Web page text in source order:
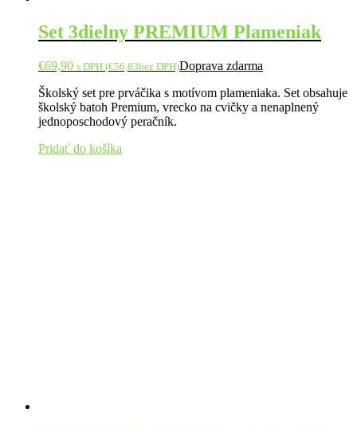
Set 3dielny PREMIUM Plameniak
€69,90 s DPH (€56,83bez DPH)Doprava zdarma
Školský set pre prváčika s motívom plameniaka. Set obsahuje
školský batoh Premium, vrecko na cvičky a nenaplnený
jednoposchodový peračník.
Pridať do košíka